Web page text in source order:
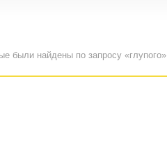
были найдены по запросу «глупого»